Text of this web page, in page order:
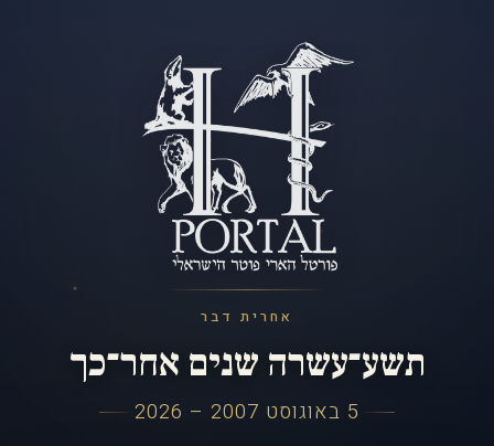
אחרית דבר
תשע־עשרה שנים אחר־כך
5 באוגוסט 2007 – 2026